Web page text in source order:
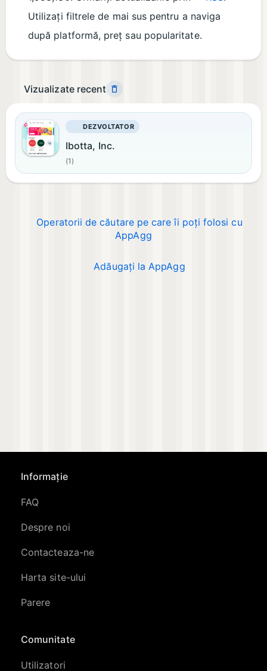
Utilizați filtrele de mai sus pentru a naviga
după platformă, preț sau popularitate.
Vizualizate recent
DEZVOLTATOR
Ibotta, Inc.
(1)
Operatorii de căutare pe care îi poți folosi cu
AppAgg
Adăugați la AppAgg
Informație
FAQ
Despre noi
Contacteaza-ne
Harta site-ului
Parere
Comunitate
Utilizatori